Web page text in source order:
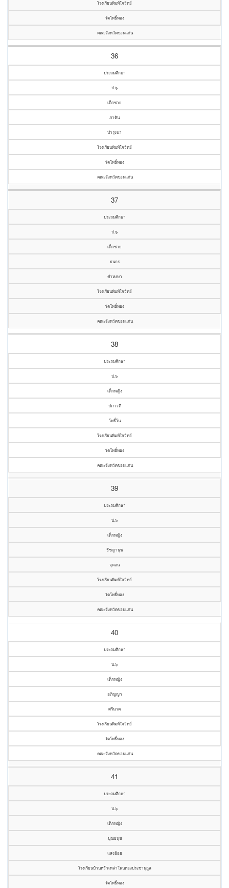
โรงเรียนพิมพ์ใจวิทย์
วัดโพธิ์ทอง
คณะจังหวัดขอนแก่น
36
ประถมศึกษา
ป.๖
เด็กชาย
ภาคิน
บำรุงนา
โรงเรียนพิมพ์ใจวิทย์
วัดโพธิ์ทอง
คณะจังหวัดขอนแก่น
37
ประถมศึกษา
ป.๖
เด็กชาย
ธนกร
คำหงษา
โรงเรียนพิมพ์ใจวิทย์
วัดโพธิ์ทอง
คณะจังหวัดขอนแก่น
38
ประถมศึกษา
ป.๖
เด็กหญิง
ปภาวดี
โพธิ์โน
โรงเรียนพิมพ์ใจวิทย์
วัดโพธิ์ทอง
คณะจังหวัดขอนแก่น
39
ประถมศึกษา
ป.๖
เด็กหญิง
ธีชญานุช
จุดอน
โรงเรียนพิมพ์ใจวิทย์
วัดโพธิ์ทอง
คณะจังหวัดขอนแก่น
40
ประถมศึกษา
ป.๖
เด็กหญิง
อภิญญา
ศรีนาค
โรงเรียนพิมพ์ใจวิทย์
วัดโพธิ์ทอง
คณะจังหวัดขอนแก่น
41
ประถมศึกษา
ป.๖
เด็กหญิง
ปุณยนุช
แสงย้อย
โรงเรียนบ้านหว้าเหล่าโพนทองประชานุกูล
วัดโพธิ์ทอง